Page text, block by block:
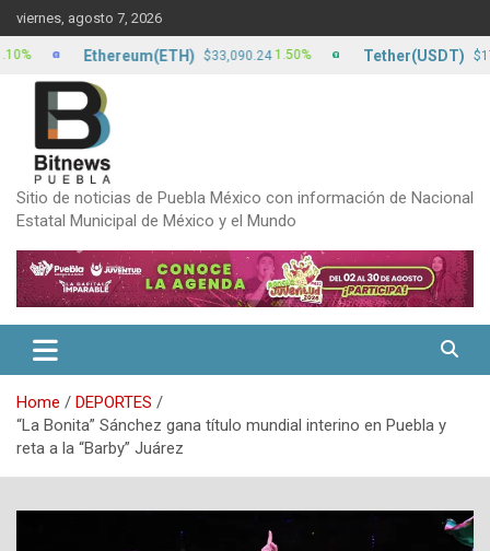
Skip
to
content
viernes, agosto 7, 2026
Sitio de noticias de Puebla México con información de Nacional
Estatal Municipal de México y el Mundo
Home
DEPORTES
“La Bonita” Sánchez gana título mundial interino en Puebla y
reta a la “Barby” Juárez
Ethereum(ETH) $33,090.24 1.50% Tether(USDT) $17.15